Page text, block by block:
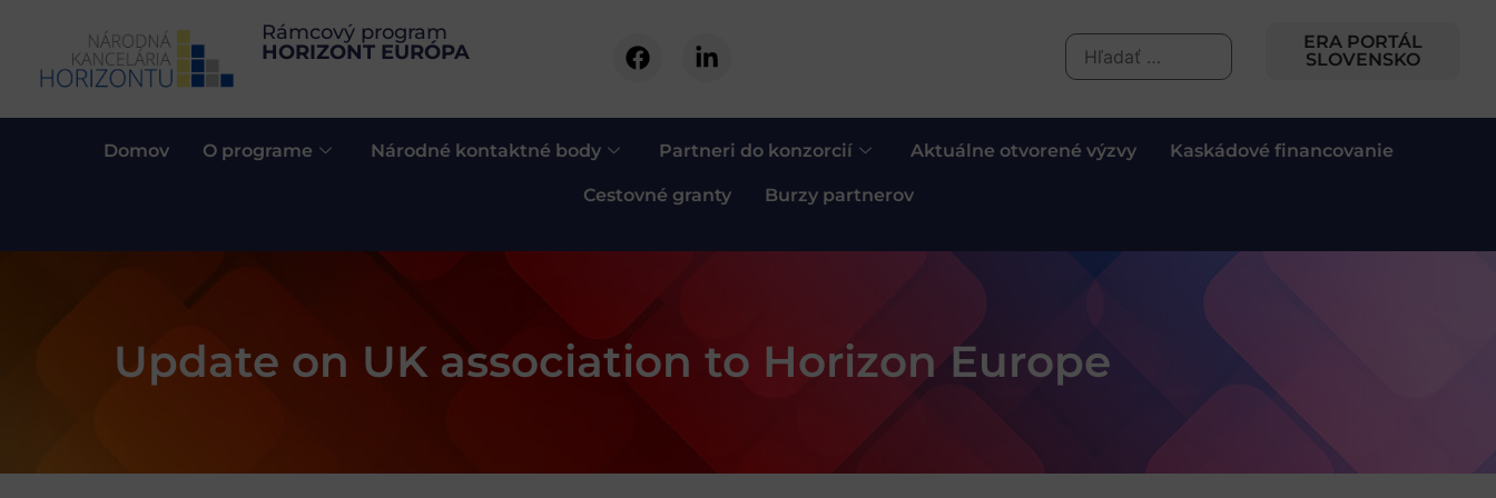
Rámcový program
HORIZONT EURÓPA
ERA PORTÁL
SLOVENSKO
Domov O programe Národné kontaktné body Partneri do konzorcií Aktuálne otvorené výzvy Kaskádové financovanie
Cestovné granty Burzy partnerov
Update on UK association to Horizon Europe